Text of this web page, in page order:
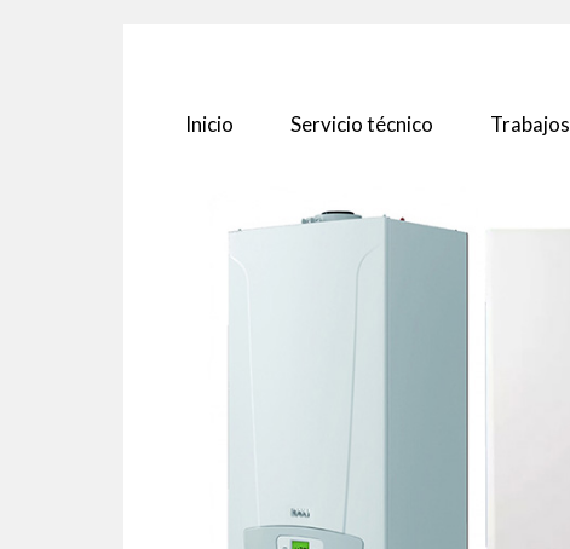
Inicio Servicio técnico Trabajos